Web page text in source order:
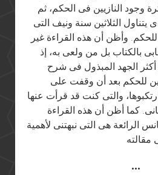
وجود النازيين فى الحكم، ثم
يتناول الثلاثين سنة ونيف التى
وأظن أن هذه القراءة غير
بالكتاب بل من ولعى به، إذ
الجهد المبذول فى شرح
للحكم بعد أن وقفت على
والتى كنت قد قرأت عنها
كما أظن أن هذه القراءة
الرائعة هى التى نبهتنى لأهمية
•••